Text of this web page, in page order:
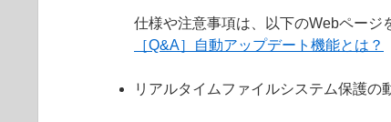
仕様や注意事項は、以下のWebページ
［Q&A］自動アップデート機能とは？
リアルタイムファイルシステム保護の